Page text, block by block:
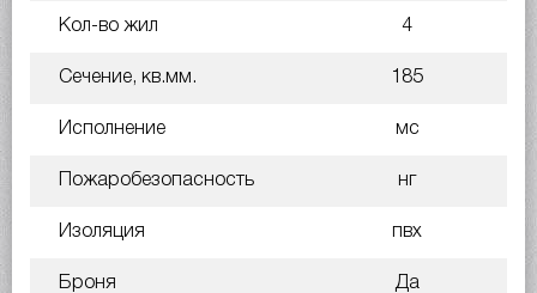
Кол-во жил 4
Сечение, кв.мм. 185
Исполнение мс
Пожаробезопасность нг
Изоляция пвх
Броня Да